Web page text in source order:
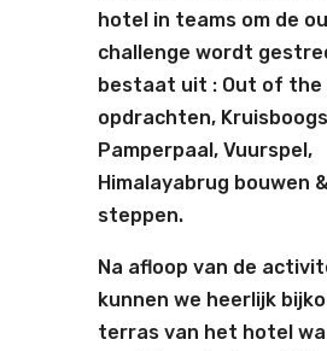
hotel in teams om de
challenge wordt
bestaat uit : Out of the
opdrachten,
Pamperpaal, Vuurspel,
Himalayabrug bouwen
steppen.
Na afloop van de
kunnen we heerlijk
terras van het hotel